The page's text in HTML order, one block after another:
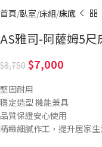
首頁 臥室 床組 床底
AS雅司-阿薩姆5
8,750 7,000
堅固耐用
穩定造型 機能兼具
品質保證安心使用
精緻細膩作工，提升居家